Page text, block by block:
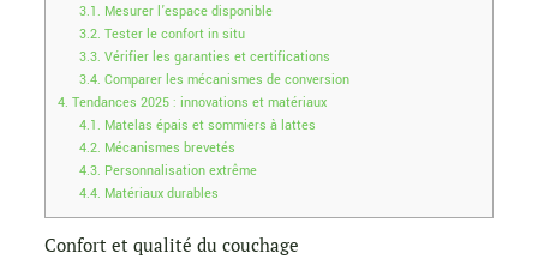
3.1. Mesurer l’espace disponible
3.2. Tester le confort in situ
3.3. Vérifier les garanties et certifications
3.4. Comparer les mécanismes de conversion
4. Tendances 2025 : innovations et matériaux
4.1. Matelas épais et sommiers à lattes
4.2. Mécanismes brevetés
4.3. Personnalisation extrême
4.4. Matériaux durables
Confort et qualité du couchage